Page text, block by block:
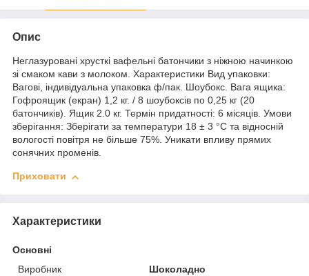
Опис
Неглазуровані хрусткі вафельні батончики з ніжною начинкою
зі смаком кави з молоком. Характеристики Вид упаковки:
Вагові, індивідуальна упаковка ф/пак. Шоубокс. Вага ящика:
Гофроящик (екран) 1,2 кг. / 8 шоубоксів по 0,25 кг (20
батончиків). Ящик 2.0 кг. Термін придатності: 6 місяців. Умови
зберігання: Зберігати за температури 18 ± 3 °С та відносній
вологості повітря не більше 75%. Уникати впливу прямих
сонячних променів.
Приховати
Характеристики
Основні
Виробник
Шоколадно